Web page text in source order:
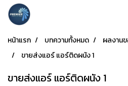
หน้าแรก บทความทั้งหมด ผลงานข
ขายส่งแอร์ แอร์ติดผนัง 1
ขายส่งแอร์ แอร์ติดผนัง 1